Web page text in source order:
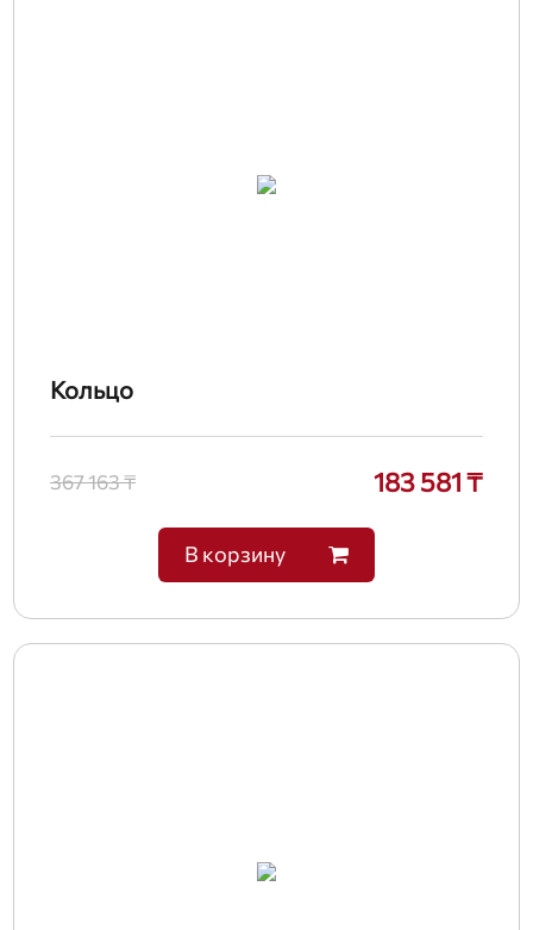
Кольцо
367 163 ₸ 183 581 ₸
В корзину